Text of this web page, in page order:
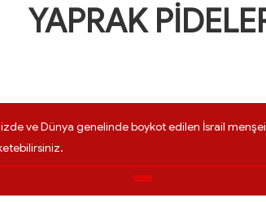
YAPRAK
ve Dünya genelinde boykot edilen İsrail